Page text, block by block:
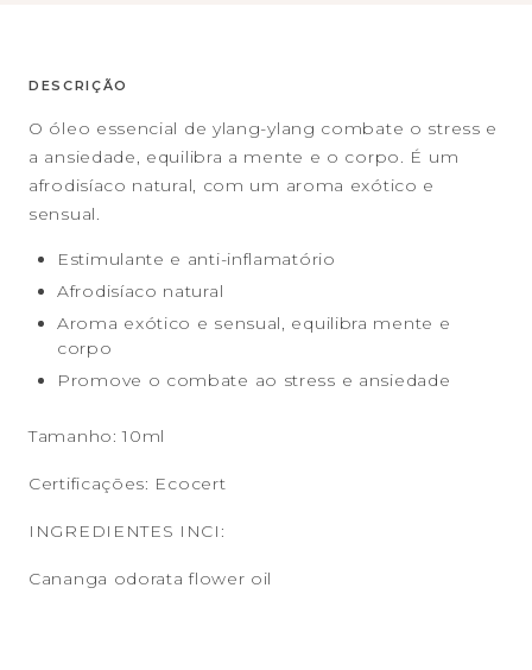
DESCRIÇÃO
O óleo essencial de ylang-ylang combate o stress e
a ansiedade, equilibra a mente e o corpo. É um
afrodisíaco natural, com um aroma exótico e
sensual.
Estimulante e anti-inflamatório
Afrodisíaco natural
Aroma exótico e sensual, equilibra mente e
corpo
Promove o combate ao stress e ansiedade
Tamanho: 10ml
Certificações: Ecocert
INGREDIENTES INCI:
Cananga odorata flower oil